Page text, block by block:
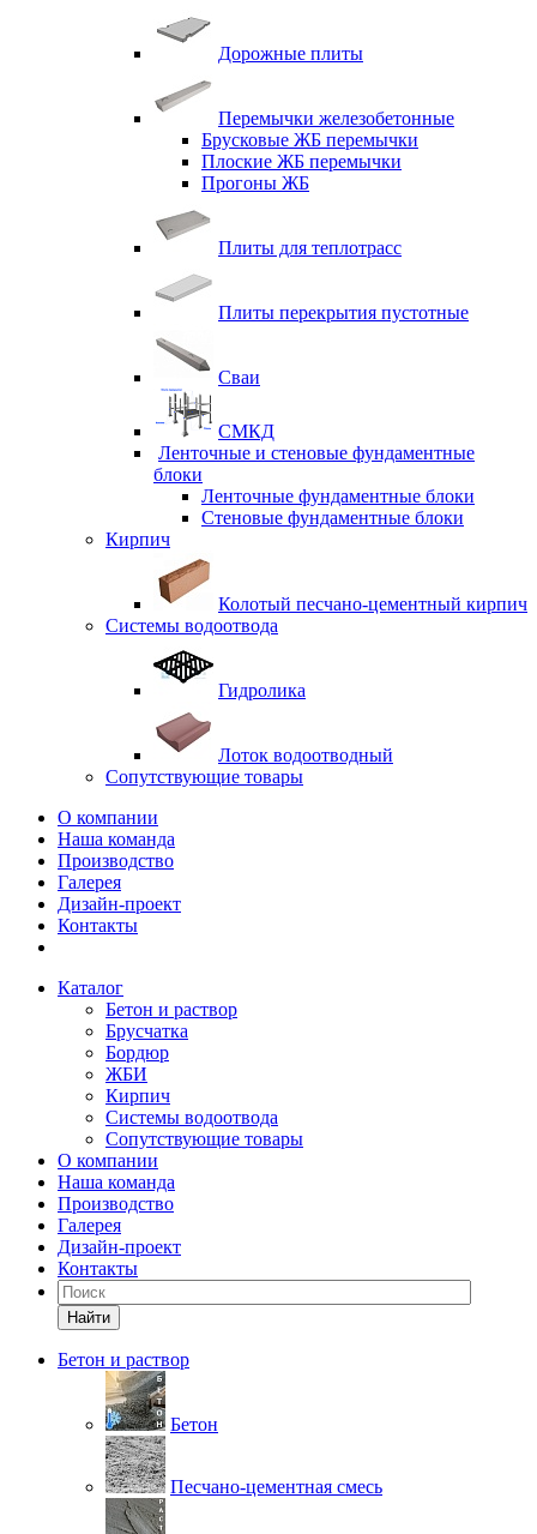
Дорожные плиты
Перемычки железобетонные
Брусковые ЖБ перемычки
Плоские ЖБ перемычки
Прогоны ЖБ
Плиты для теплотрасс
Плиты перекрытия пустотные
Сваи
СМКД
Ленточные и стеновые фундаментные
блоки
Ленточные фундаментные блоки
Стеновые фундаментные блоки
Кирпич
Колотый песчано-цементный кирпич
Системы водоотвода
Гидролика
Лоток водоотводный
Сопутствующие товары
О компании
Наша команда
Производство
Галерея
Дизайн-проект
Контакты
Каталог
Бетон и раствор
Брусчатка
Бордюр
ЖБИ
Кирпич
Системы водоотвода
Сопутствующие товары
О компании
Наша команда
Производство
Галерея
Дизайн-проект
Контакты
Найти
Бетон и раствор
Бетон
Песчано-цементная смесь